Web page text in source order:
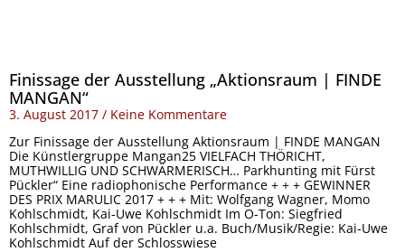
Finissage der Ausstellung „Aktionsraum | FINDE
MANGAN“
3. August 2017
Keine Kommentare
Zur Finissage der Ausstellung Aktionsraum | FINDE MANGAN
Die Künstlergruppe Mangan25 VIELFACH THÖRICHT,
MUTHWILLIG UND SCHWÄRMERISCH… Parkhunting mit Fürst
Pückler“ Eine radiophonische Performance + + + GEWINNER
DES PRIX MARULIC 2017 + + + Mit: Wolfgang Wagner, Momo
Kohlschmidt, Kai-Uwe Kohlschmidt Im O-Ton: Siegfried
Kohlschmidt, Graf von Pückler u.a. Buch/Musik/Regie: Kai-Uwe
Kohlschmidt Auf der Schlosswiese